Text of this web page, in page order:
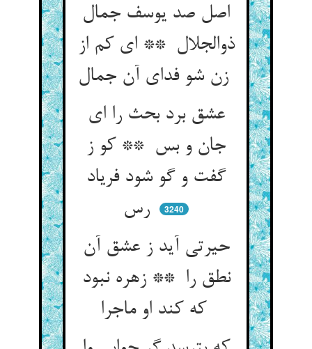
اصل صد یوسف جمال
ذوالجلال ** ای کم از
عشق برد بحث را ای
جان و بس ** کو ز
گفت و گو شود فریاد
3240
حیرتی آید ز عشق آن
نطق را ** زهره نبود